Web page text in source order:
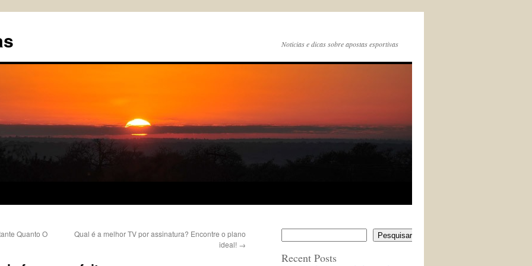
Noticias e dicas sobre apostas esportivas
Quanto O
Qual é a melhor TV por assinatura? Encontre o plano
ideal! →
Pesquisar
Recent Posts